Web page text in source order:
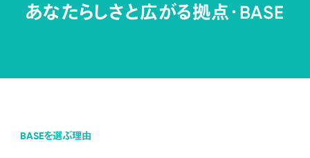
あなたらしさと広がる拠点・BASE
BASEを選ぶ理由